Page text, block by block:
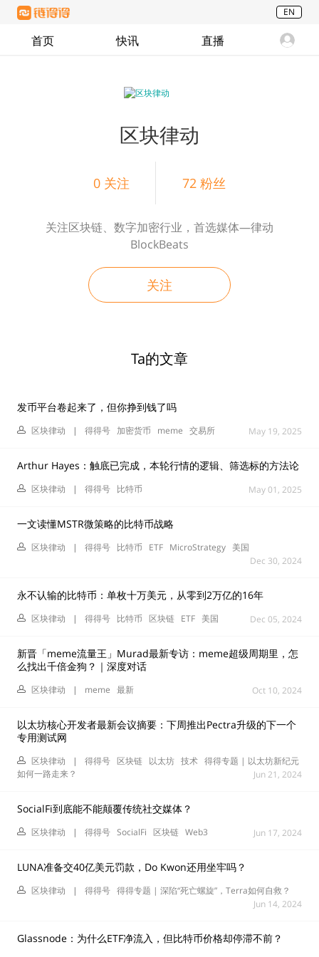
EN
首页 快讯 直播
区块律动
0关注 72 粉丝
关注区块链、数字加密行业，首选媒体—律动
BlockBeats
关注
Ta的文章
发币平台卷起来了，但你挣到钱了吗
区块律动 | 得得号 加密货币 meme 交易所 May 19, 2025
Arthur Hayes：触底已完成，本轮行情的逻辑、筛选标的方法论
区块律动 | 得得号 比特币 May 01, 2025
一文读懂MSTR微策略的比特币战略
区块律动 | 得得号 比特币 ETF MicroStrategy 美国
Dec 30, 2024
永不认输的比特币：单枚十万美元，从零到2万亿的16年
区块律动 | 得得号 比特币 区块链 ETF 美国 Dec 05, 2024
新晋「meme流量王」Murad最新专访：meme超级周期里，怎
么找出千倍金狗？｜深度对话
区块律动 | meme 最新 Oct 10, 2024
以太坊核心开发者最新会议摘要：下周推出Pectra升级的下一个
专用测试网
区块律动 | 得得号 区块链 以太坊 技术 得得专题 | 以太坊新纪元
如何一路走来？
Jun 21, 2024
SocialFi到底能不能颠覆传统社交媒体？
区块律动 | 得得号 SocialFi 区块链 Web3 Jun 17, 2024
LUNA准备交40亿美元罚款，Do Kwon还用坐牢吗？
区块律动 | 得得号 得得专题 | 深陷“死亡螺旋”，Terra如何自救？
Jun 14, 2024
Glassnode：为什么ETF净流入，但比特币价格却停滞不前？